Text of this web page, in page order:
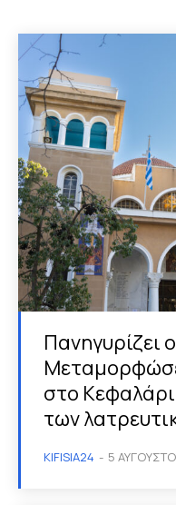
Πανηγυρίζει
στο
των
KIFISIA24 - 5